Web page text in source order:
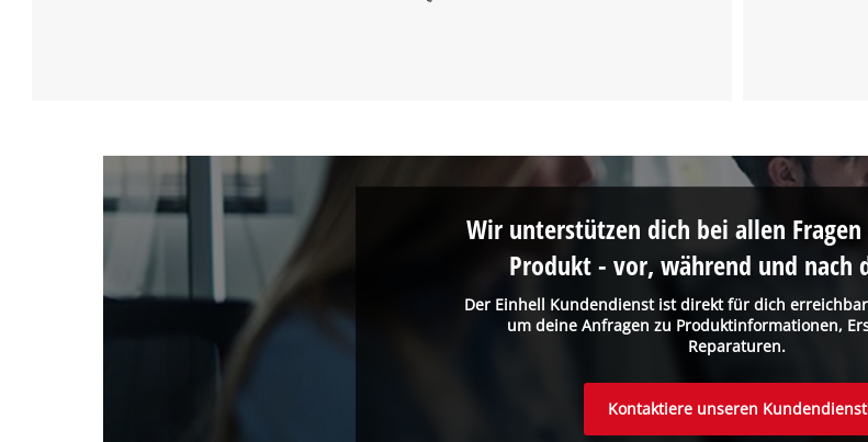
Der Einhell Kundendienst ist direkt für dich
um deine Anfragen zu Produktinformationen,
Reparaturen.
Wir unterstützen dich bei allen
Produkt - vor, während und nach
Kontaktiere unseren Kundendienst